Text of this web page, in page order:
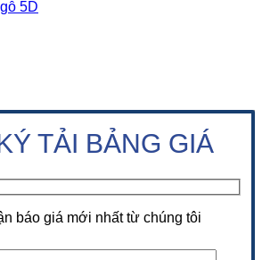
5D
TẢI BẢNG GIÁ
báo giá mới nhất từ chúng tôi